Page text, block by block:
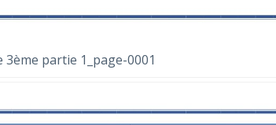
3ème partie 1_page-0001